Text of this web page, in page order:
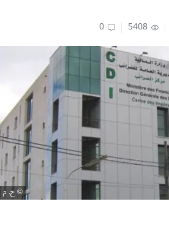
5408
0
ح. م